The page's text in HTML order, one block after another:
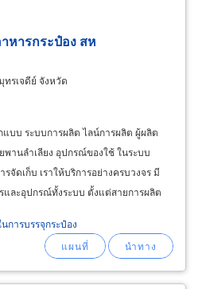
หารกระป๋อง สห
รเจดีย์ จังหวัด
แบบ ระบบการผลิต ไลน์การผลิต ผู้ผลิต
พานลำเลียง อุปกรณ์ของใช้ ในระบบ
รจัดเก็บ เราให้บริการอย่างครบวงจร มี
และอุปกรณ์ทั้งระบบ ตั้งแต่สายการผลิต
การบรรจุกระป๋อง